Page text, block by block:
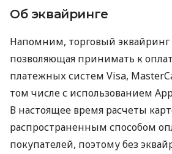
Об эквайринге
Напомним, торговый эквайринг
позволяющая принимать к
платежных систем Visa,
том числе с использованием
В настоящее время расчеты
распространенным способом
покупателей, поэтому без